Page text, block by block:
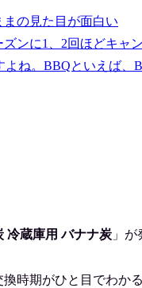
の見た目が面白い
ンに1、2回ほどキャ
ね。BBQといえば、
冷蔵庫用 バナナ炭 」が
時期がひと目でわかる